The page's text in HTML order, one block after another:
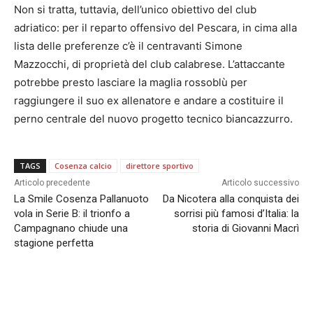
Non si tratta, tuttavia, dell’unico obiettivo del club
adriatico: per il reparto offensivo del Pescara, in cima alla
lista delle preferenze c’è il centravanti Simone
Mazzocchi, di proprietà del club calabrese. L’attaccante
potrebbe presto lasciare la maglia rossoblù per
raggiungere il suo ex allenatore e andare a costituire il
perno centrale del nuovo progetto tecnico biancazzurro.
TAGS Cosenza calcio direttore sportivo
Articolo precedente
La Smile Cosenza Pallanuoto
vola in Serie B: il trionfo a
Campagnano chiude una
stagione perfetta
Articolo successivo
Da Nicotera alla conquista dei
sorrisi più famosi d’Italia: la
storia di Giovanni Macrì